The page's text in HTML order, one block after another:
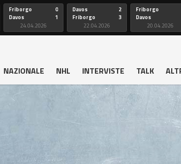
Friborgo
Davos
0
1
24.04.2026
Davos
Friborgo
2
3
22.04.2026
Friborgo
Davos
20.04.2026
NAZIONALE NHL INTERVISTE TALK